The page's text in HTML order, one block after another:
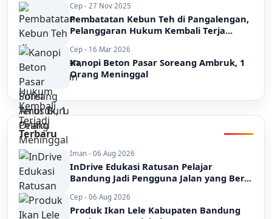
Cep - 27 Nov 2025
Pembatatan Kebun Teh di Pangalengan,
Pelanggaran Hukum Kembali Terja...
Cep - 16 Mar 2026
Kanopi Beton Pasar Soreang Ambruk, 1
Orang Meninggal
Terbaru
Iman - 06 Aug 2026
InDrive Edukasi Ratusan Pelajar
Bandung Jadi Pengguna Jalan yang Ber...
Cep - 06 Aug 2026
Produk Ikan Lele Kabupaten Bandung